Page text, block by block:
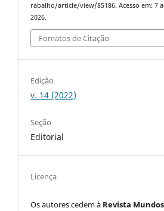
rabalho/article/view/85186. Acesso em: 7
2026.
Fomatos de Citação
Edição
v. 14 (2022)
Seção
Editorial
Licença
Os autores cedem à Revista